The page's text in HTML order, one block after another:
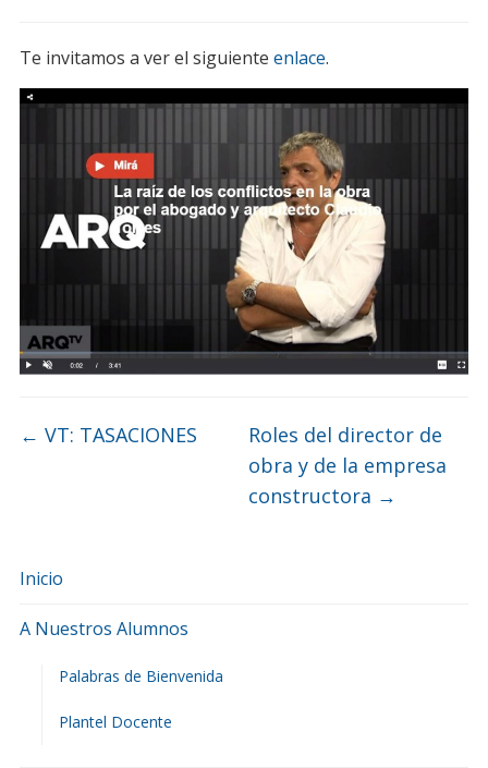
Inicio
A Nuestros Alumnos
Palabras de Bienvenida
Plantel Docente
Te invitamos a ver el siguiente enlace.
← VT: TASACIONES
Roles del director de
obra y de la empresa
constructora →